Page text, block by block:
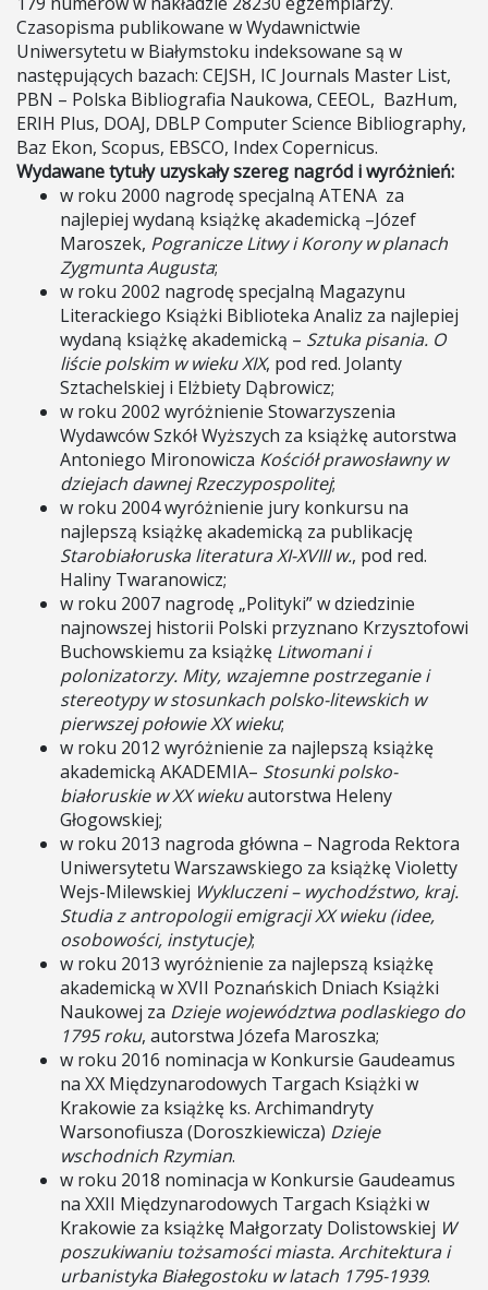
Czasopisma publikowane w Wydawnictwie
Uniwersytetu w Białymstoku indeksowane są w
następujących bazach: CEJSH, IC Journals Master List,
PBN – Polska Bibliografia Naukowa, CEEOL, BazHum,
ERIH Plus, DOAJ, DBLP Computer Science Bibliography,
Baz Ekon, Scopus, EBSCO, Index Copernicus.
Wydawane tytuły uzyskały szereg nagród i wyróżnień:
w roku 2000 nagrodę specjalną ATENA za
najlepiej wydaną książkę akademicką –Józef
Maroszek, Pogranicze Litwy i Korony w planach
Zygmunta Augusta;
w roku 2002 nagrodę specjalną Magazynu
Literackiego Książki Biblioteka Analiz za najlepiej
wydaną książkę akademicką – Sztuka pisania. O
liście polskim w wieku XIX, pod red. Jolanty
Sztachelskiej i Elżbiety Dąbrowicz;
w roku 2002 wyróżnienie Stowarzyszenia
Wydawców Szkół Wyższych za książkę autorstwa
Antoniego Mironowicza Kościół prawosławny w
dziejach dawnej Rzeczypospolitej;
w roku 2004 wyróżnienie jury konkursu na
najlepszą książkę akademicką za publikację
Starobiałoruska literatura XI-XVIII w., pod red.
Haliny Twaranowicz;
w roku 2007 nagrodę „Polityki” w dziedzinie
najnowszej historii Polski przyznano Krzysztofowi
Buchowskiemu za książkę Litwomani i
polonizatorzy. Mity, wzajemne postrzeganie i
stereotypy w stosunkach polsko-litewskich w
pierwszej połowie XX wieku;
w roku 2012 wyróżnienie za najlepszą książkę
akademicką AKADEMIA– Stosunki polsko-
białoruskie w XX wiekuautorstwa Heleny
Głogowskiej;
w roku 2013 nagroda główna – Nagroda Rektora
Uniwersytetu Warszawskiego za książkę Violetty
Wejs-Milewskiej Wykluczeni – wychodźstwo, kraj.
Studia z antropologii emigracji XX wieku (idee,
osobowości, instytucje);
w roku 2013 wyróżnienie za najlepszą książkę
akademicką w XVII Poznańskich Dniach Książki
Naukowej za Dzieje województwa podlaskiego do
1795 roku, autorstwa Józefa Maroszka;
w roku 2016 nominacja w Konkursie Gaudeamus
na XX Międzynarodowych Targach Książki w
Krakowie za książkę ks. Archimandryty
Warsonofiusza (Doroszkiewicza) Dzieje
wschodnich Rzymian.
w roku 2018 nominacja w Konkursie Gaudeamus
na XXII Międzynarodowych Targach Książki w
Krakowie za książkę Małgorzaty Dolistowskiej W
poszukiwaniu tożsamości miasta. Architektura i
urbanistyka Białegostoku w latach 1795-1939.